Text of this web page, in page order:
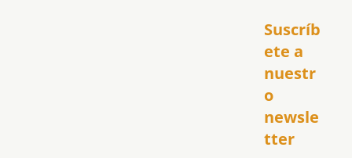
Suscríb
ete a
nuestr
o
newsle
tter